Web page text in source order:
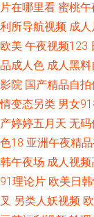
片在哪里看 蜜桃午
利所导航视频 成
欧美 午夜视频123
品成人色 成人黑料
影院 国产精品自拍
情变态另类 男女
产婷婷五月天 无码
色18 亚洲午夜精
韩午夜场 成人视
91理论片 欧美日
叉 另类人妖视频